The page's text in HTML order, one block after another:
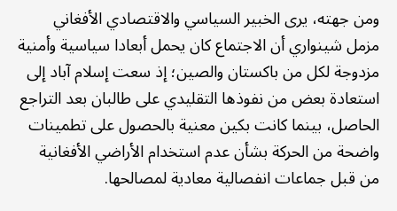
ومن جهته، يرى الخبير السياسي والاقتصادي الأفغاني
مزمل شينواري أن الاجتماع كان يحمل أبعادا سياسية وأمنية
مزدوجة لكل من باكستان والصين؛ إذ سعت إسلام آباد إلى
استعادة بعض من نفوذها التقليدي على طالبان بعد التراجع
الحاصل، بينما كانت بكين معنية بالحصول على تطمينات
واضحة من الحركة بشأن عدم استخدام الأراضي الأفغانية
من قبل جماعات انفصالية معادية لمصالحها.